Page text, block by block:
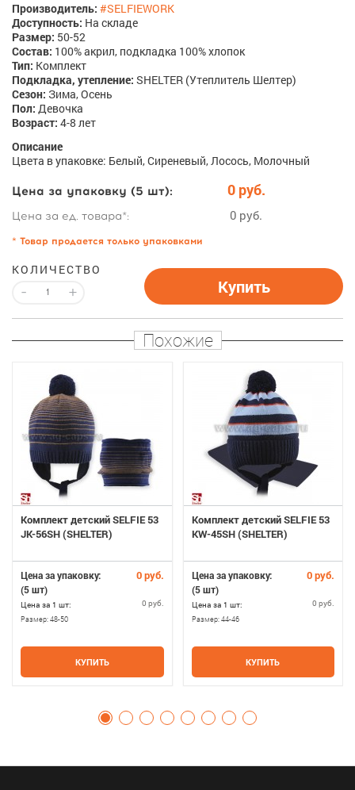
Производитель: #SELFIEWORK
Доступность: На складе
Размер: 50-52
Состав: 100% акрил, подкладка 100% хлопок
Тип: Комплект
Подкладка, утепление: SHELTER (Утеплитель Шелтер)
Сезон: Зима, Осень
Пол: Девочка
Возраст: 4-8 лет
Описание
Цвета в упаковке: Белый, Сиреневый, Лосось, Молочный
Цена за упаковку (5 шт): 0 руб.
Цена за ед. товара*: 0 руб.
* Товар продается только упаковками
КОЛИЧЕСТВО
- + Купить
Похожие
Комплект детский SELFIE 53
JK-56SH (SHELTER)
Цена за упаковку: 0 руб.
(5 шт)
Цена за 1 шт: 0 руб.
Размер:48-50
КУПИТЬ
Комплект детский SELFIE 53
KW-45SH (SHELTER)
Цена за упаковку: 0 руб.
(5 шт)
Цена за 1 шт: 0 руб.
Размер: 44-46
КУПИТЬ